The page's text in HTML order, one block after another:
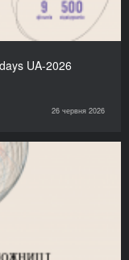
UA-2026
26 червня 2026